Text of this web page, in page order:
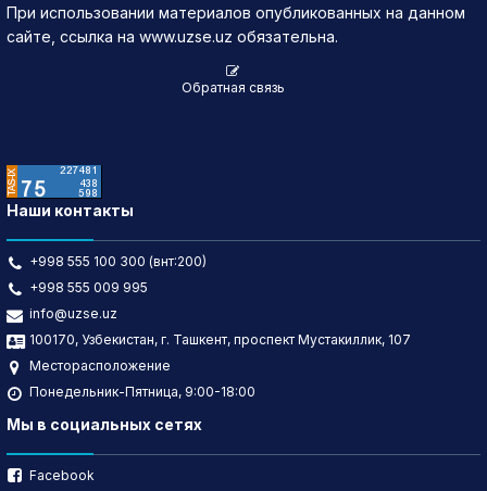
При использовании материалов опубликованных на данном
сайте, ссылка на www.uzse.uz обязательна.
Обратная связь
Наши контакты
+998 555 100 300 (внт:200)
+998 555 009 995
info@uzse.uz
100170, Узбекистан, г. Ташкент, проспект Мустакиллик, 107
Месторасположение
Понедельник-Пятница, 9:00-18:00
Мы в социальных сетях
Facebook